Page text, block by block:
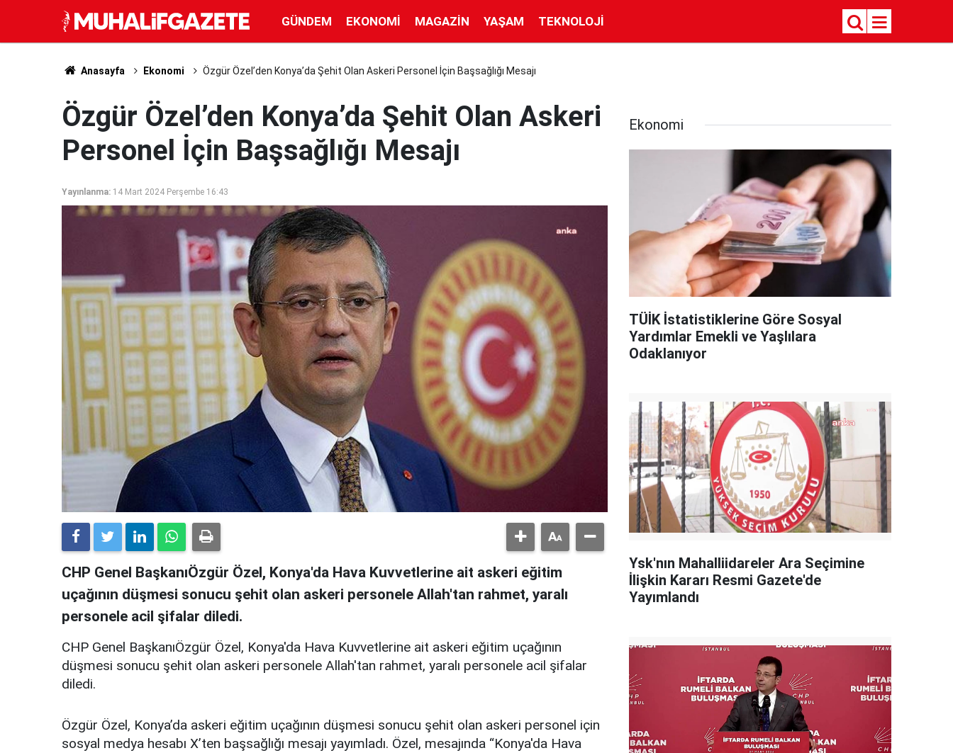
GÜNDEM EKONOMI MAGAZIN YAŞAM TEKNOLOJI
Anasayfa Ekonomi Özgür Özel’den Konya’da Şehit Olan Askeri Personel İçin Başsağlığı Mesajı
Özgür Özel’den Konya’da Şehit Olan Askeri
Personel İçin Başsağlığı Mesajı
Yayınlanma: 14 Mart 2024 Perşembe 16:43
CHP Genel BaşkanıÖzgür Özel, Konya'da Hava Kuvvetlerine ait askeri eğitim
uçağının düşmesi sonucu şehit olan askeri personele Allah'tan rahmet, yaralı
personele acil şifalar diledi.
CHP Genel BaşkanıÖzgür Özel, Konya'da Hava Kuvvetlerine ait askeri eğitim uçağının
düşmesi sonucu şehit olan askeri personele Allah'tan rahmet, yaralı personele acil şifalar
diledi.
Özgür Özel, Konya’da askeri eğitim uçağının düşmesi sonucu şehit olan askeri personel için
sosyal medya hesabı X’ten başsağlığı mesajı yayımladı. Özel, mesajında “Konya'da Hava
Ekonomi
TÜİK İstatistiklerine Göre Sosyal
Yardımlar Emekli ve Yaşlılara
Odaklanıyor
Ysk'nın Mahalliidareler Ara Seçimine
İlişkin Kararı Resmi Gazete'de
Yayımlandı